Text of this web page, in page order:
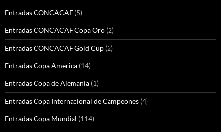
Entradas CONCACAF (5)
Entradas CONCACAF Copa Oro (2)
Entradas CONCACAF Gold Cup (2)
Entradas Copa America (14)
Entradas Copa de Alemania (1)
Entradas Copa Internacional de Campeones (4)
Entradas Copa Mundial (114)